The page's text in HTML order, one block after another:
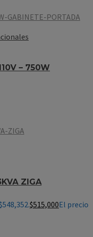
– 750W
ZIGA
$515,000El precio